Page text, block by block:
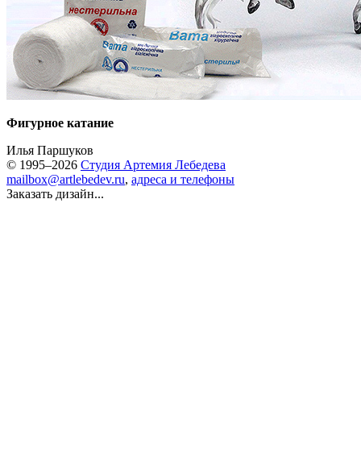
Фигурное катание
Илья Паршуков
© 1995–2026 Студия Артемия Лебедева
mailbox@artlebedev.ru, адреса и телефоны
Заказать дизайн...